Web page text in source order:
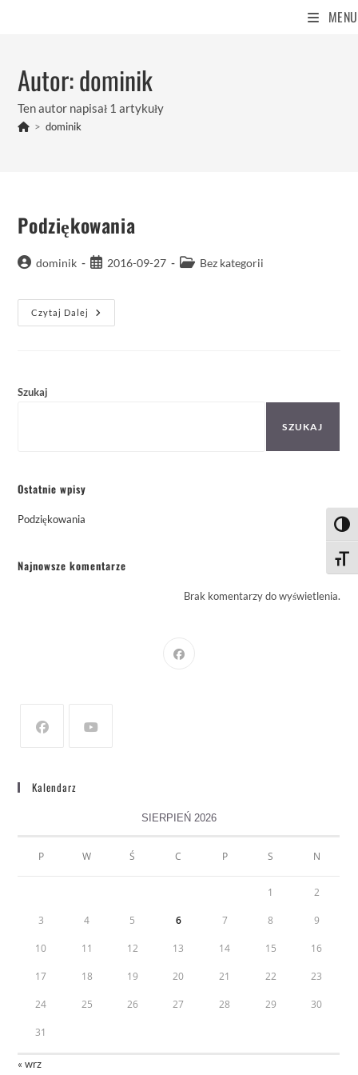
MENU
Autor:dominik
Ten autor napisał 1 artykuły
> dominik
Podziękowania
Postdominik
Post2016-09-27
PostBez kategorii
Czytaj Dalej Podziękowania
Szukaj
SZUKAJ
Ostatnie wpisy
Podziękowania
Najnowsze komentarze
Brak komentarzy do wyświetlenia.
Kalendarz
SIERPIEŃ 2026
P W Ś C P S N
1 2
3 4 5 6 7 8 9
10 11 12 13 14 15 16
17 18 19 20 21 22 23
24 25 26 27 28 29 30
31
« wrz